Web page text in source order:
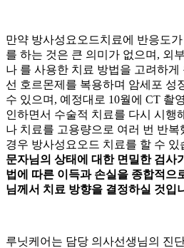
만약 방사성요오드치료에 반응도
를 하는 것은 큰 의미가 없으며, 외
나 를 사용한 치료 방법을 고려하
선 호르몬제를 복용하며 암세포 성
수 있으며, 예정대로 10월에 CT 촬
인하면서 수술적 치료를 다시 시행
나 치료를 고용량으로 여러 번 반
경우 방사성요오드 치료를 할 수 있
문자님의 상태에 대한 면밀한 검사
법에 따른 이득과 손실을 종합적으
님께서 치료 방향을 결정하실 것입
루닛케어는 담당 의사선생님의 진